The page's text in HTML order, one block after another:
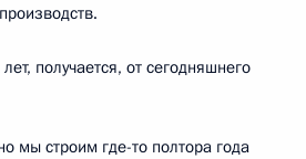
получается, от сегодняшнего
мы строим где-то полтора года